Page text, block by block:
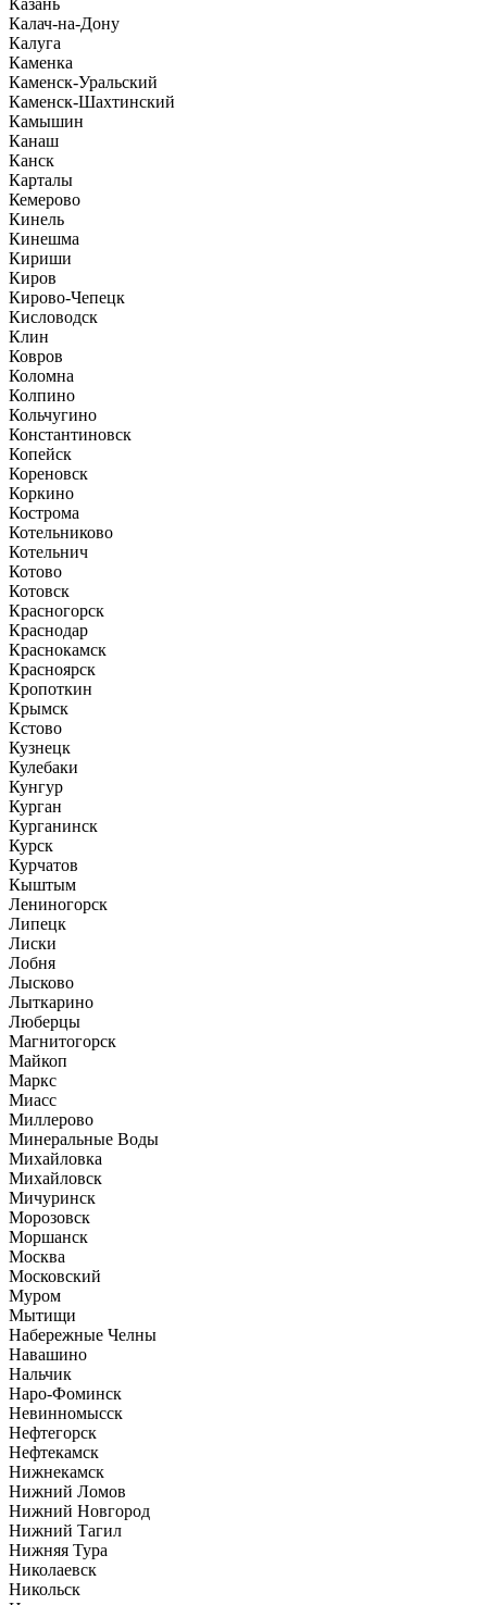
Казань
Калач-на-Дону
Калуга
Каменка
Каменск-Уральский
Каменск-Шахтинский
Камышин
Канаш
Канск
Карталы
Кемерово
Кинель
Кинешма
Кириши
Киров
Кирово-Чепецк
Кисловодск
Клин
Ковров
Коломна
Колпино
Кольчугино
Константиновск
Копейск
Кореновск
Коркино
Кострома
Котельниково
Котельнич
Котово
Котовск
Красногорск
Краснодар
Краснокамск
Красноярск
Кропоткин
Крымск
Кстово
Кузнецк
Кулебаки
Кунгур
Курган
Курганинск
Курск
Курчатов
Кыштым
Лениногорск
Липецк
Лиски
Лобня
Лысково
Лыткарино
Люберцы
Магнитогорск
Майкоп
Маркс
Миасс
Миллерово
Минеральные Воды
Михайловка
Михайловск
Мичуринск
Морозовск
Моршанск
Москва
Московский
Муром
Мытищи
Набережные Челны
Навашино
Нальчик
Наро-Фоминск
Невинномысск
Нефтегорск
Нефтекамск
Нижнекамск
Нижний Ломов
Нижний Новгород
Нижний Тагил
Нижняя Тура
Николаевск
Никольск